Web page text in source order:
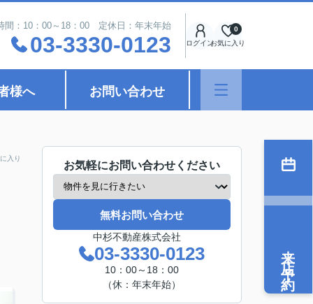
間：10：00～18：00 定休日：年末年始
03-3330-0123 ログインお気に入り
0
様へ お問い合わせ
入り
お気軽にお問い合わせください
無料お問い合わせ
中杉不動産株式会社
03-3330-0123
10：00～18：00
（休：年末年始）
来店予約